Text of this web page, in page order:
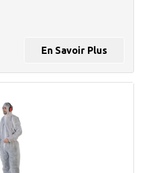
En Savoir Plus